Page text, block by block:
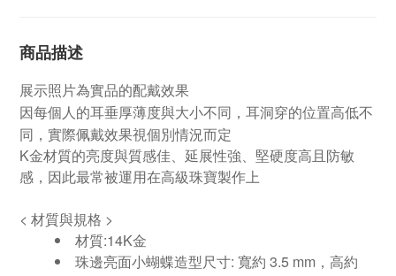
商品描述
展示照片為實品的配戴效果
因每個人的耳垂厚薄度與大小不同，耳洞穿的位置高低不
同，實際佩戴效果視個別情況而定
K金材質的亮度與質感佳、延展性強、堅硬度高且防敏
感，因此最常被運用在高級珠寶製作上
< 材質與規格 >
材質:14K金
珠邊亮面小蝴蝶造型尺寸: 寬約 3.5 mm ，高約